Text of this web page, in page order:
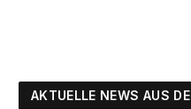
AKTUELLE NEWS AUS